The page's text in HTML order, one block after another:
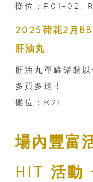
攤位：R01–02,
2025荷花2月
肝油丸
肝油丸單罐罐裝
多買多送！
攤位：K21
場內豐富
HIT 活動